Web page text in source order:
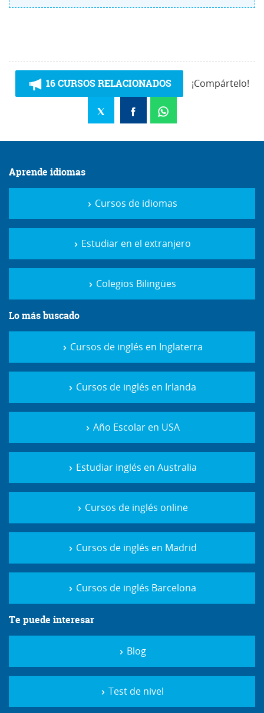
16 CURSOS RELACIONADOS ¡Compártelo!
Aprende idiomas
Cursos de idiomas
Estudiar en el extranjero
Colegios Bilingües
Lo más buscado
Cursos de inglés en Inglaterra
Cursos de inglés en Irlanda
Año Escolar en USA
Estudiar inglés en Australia
Cursos de inglés online
Cursos de inglés en Madrid
Cursos de inglés Barcelona
Te puede interesar
Blog
Test de nivel